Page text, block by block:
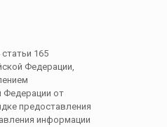
165
Федерации,
Федерации от
предоставления
информации